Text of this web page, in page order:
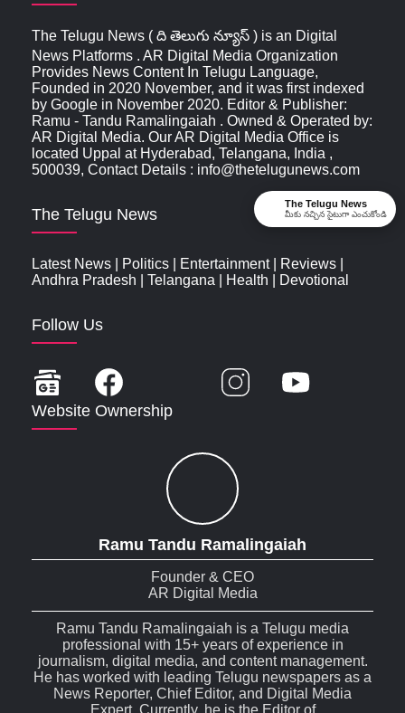
The Telugu News ( ది తెలుగు న్యూస్‌ ) is an Digital
News Platforms . AR Digital Media Organization
Provides News Content In Telugu Language,
Founded in 2020 November, and it was first indexed
by Google in November 2020. Editor & Publisher:
Ramu - Tandu Ramalingaiah . Owned & Operated by:
AR Digital Media. Our AR Digital Media Office is
located Uppal at Hyderabad, Telangana, India ,
500039, Contact Details : info@thetelugunews.com
The Telugu News
Latest News Politics Entertainment| Reviews
Andhra Pradesh
Telangana Health Devotional
Follow Us
Website Ownership
Ramu Tandu Ramalingaiah
Founder & CEO
AR Digital Media
Ramu Tandu Ramalingaiah is a Telugu media
professional with 15+ years of experience in
journalism, digital media, and content management.
He has worked with leading Telugu newspapers as a
News Reporter, Chief Editor, and Digital Media
The Telugu News
మీకు నచ్చిన సైటుగా ఎంచుకోండి